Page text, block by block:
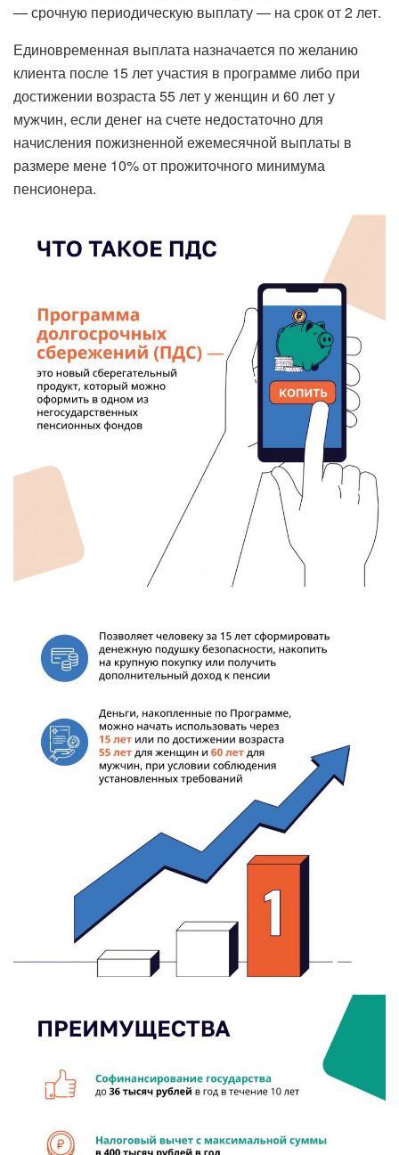
— срочную периодическую выплату — на срок от 2 лет.
Единовременная выплата назначается по желанию
клиента после 15 лет участия в программе либо при
достижении возраста 55 лет у женщин и 60 лет у
мужчин, если денег на счете недостаточно для
начисления пожизненной ежемесячной выплаты в
размере мене 10% от прожиточного минимума
пенсионера.